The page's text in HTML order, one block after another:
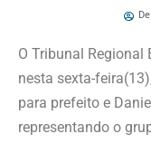
O Tribunal Regional
nesta sexta-
para prefeito e
representando o